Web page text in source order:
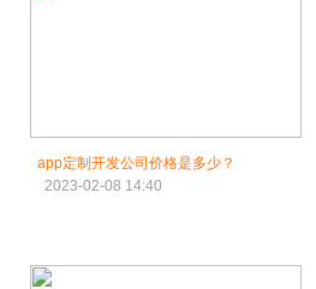
app定制开发公司价格是多少？
2023-02-08 14:40